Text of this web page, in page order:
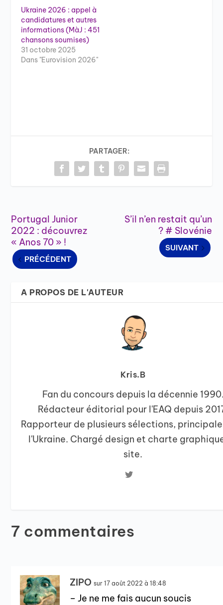
Ukraine 2026 : appel à
candidatures et autres
informations (MàJ : 451
chansons soumises)
31 octobre 2025
Dans "Eurovision 2026"
PARTAGER:
Portugal Junior
2022 : découvrez
« Anos 70 » !
PRÉCÉDENT
S’il n’en restait qu’un
? # Slovénie
SUIVANT
A PROPOS DE L'AUTEUR
Kris.B
Fan du concours depuis la décennie
Rédacteur éditorial pour l'EAQ depuis
Rapporteur de plusieurs sélections,
l'Ukraine. Chargé design et charte
site.
7 commentaires
ZIPO sur 17 août 2022 à 18:48
– Je ne me fais aucun soucis